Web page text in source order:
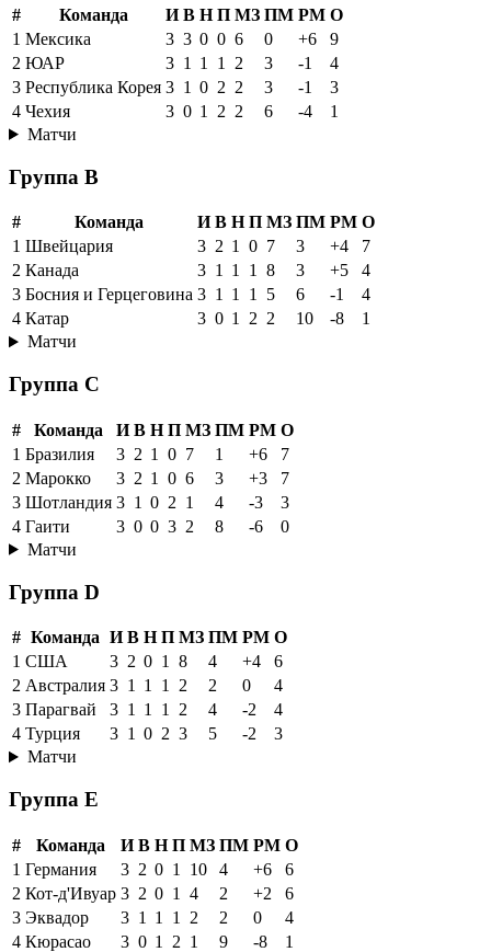
# Команда И В Н П МЗ ПМ РМ О
1 Мексика 3 3 0 0 6 0 +6
9
2 ЮАР 3 1 1 1 2 3 -1
4
3 Республика Корея 3 1 0 2 2 3 -1
3
4 Чехия 3 0 1 2 2 6 -4
1
Матчи
Группа B
# Команда И В Н П МЗ ПМ РМ О
1 Швейцария 3 2 1 0 7 3 +4
7
2 Канада 3 1 1 1 8 3 +5
4
3 Босния и Герцеговина 3 1 1 1 5 6 -1
4
4 Катар 3 0 1 2 2 10 -8
1
Матчи
Группа C
# Команда И В Н П МЗ ПМ РМ О
1 Бразилия 3 2 1 0 7 1 +6
7
2 Марокко 3 2 1 0 6 3 +3
7
3 Шотландия 3 1 0 2 1 4 -3
3
4 Гаити 3 0 0 3 2 8 -6
0
Матчи
Группа D
# Команда И В Н П МЗ ПМ РМ О
1 США 3 2 0 1 8 4 +4
6
2 Австралия 3 1 1 1 2 2 0
4
3 Парагвай 3 1 1 1 2 4 -2
4
4 Турция 3 1 0 2 3 5 -2
3
Матчи
Группа E
# Команда И В Н П МЗ ПМ РМ О
1 Германия 3 2 0 1 10 4 +6
6
2 Кот-д'Ивуар 3 2 0 1 4 2 +2
6
3 Эквадор 3 1 1 1 2 2 0
4
4 Кюрасао 3 0 1 2 1 9 -8
1